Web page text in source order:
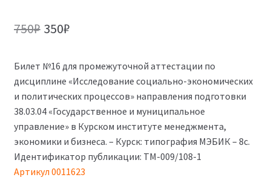
750₽ Первоначальная
составляла
750₽.
350₽Текущая
350₽.
Билет №16 для промежуточной аттестации по
дисциплине «Исследование социально-экономических
и политических процессов» направления подготовки
38.03.04 «Государственное и муниципальное
управление» в Курском институте менеджмента,
экономики и бизнеса. – Курск: типография МЭБИК – 8с.
Идентификатор публикации: ТМ-009/108-1
Артикул0011623